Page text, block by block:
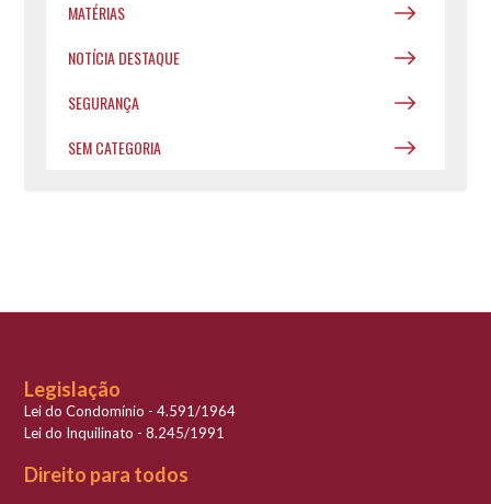
MATÉRIAS
NOTÍCIA DESTAQUE
SEGURANÇA
SEM CATEGORIA
Legislação
Lei do Condomínio - 4.591/1964
Lei do Inquilinato - 8.245/1991
Direito para todos